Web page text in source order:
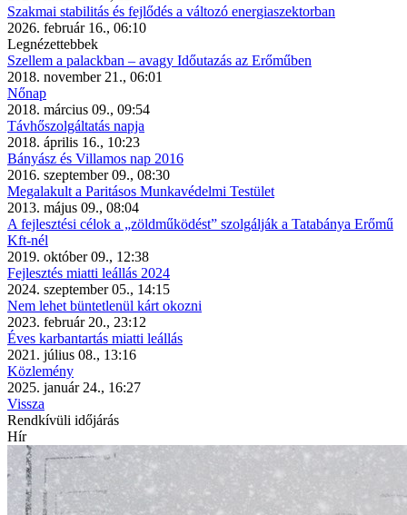
Szakmai stabilitás és fejlődés a változó energiaszektorban
2026. február 16., 06:10
Legnézettebbek
Szellem a palackban – avagy Időutazás az Erőműben
2018. november 21., 06:01
Nőnap
2018. március 09., 09:54
Távhőszolgáltatás napja
2018. április 16., 10:23
Bányász és Villamos nap 2016
2016. szeptember 09., 08:30
Megalakult a Paritásos Munkavédelmi Testület
2013. május 09., 08:04
A fejlesztési célok a „zöldműködést” szolgálják a Tatabánya Erőmű
Kft-nél
2019. október 09., 12:38
Fejlesztés miatti leállás 2024
2024. szeptember 05., 14:15
Nem lehet büntetlenül kárt okozni
2023. február 20., 23:12
Éves karbantartás miatti leállás
2021. július 08., 13:16
Közlemény
2025. január 24., 16:27
Vissza
Rendkívüli időjárás
Hír